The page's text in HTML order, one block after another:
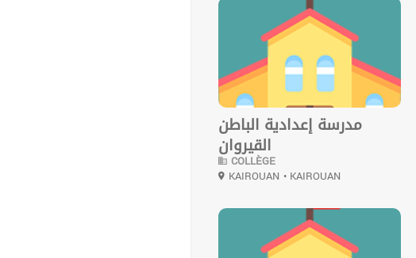
مدرسة إعدادية الباطن
القيروان
COLLÈGE
KAIROUAN • KAIROUAN